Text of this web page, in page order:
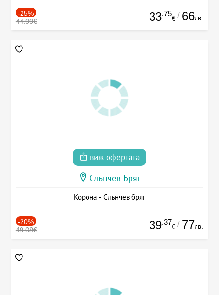
-25%
44.99€ 33.75
€ / 66лв.
виж офертата
Слънчев Бряг
Корона - Слънчев бряг
-20%
49.08€ 39.37
€ / 77лв.